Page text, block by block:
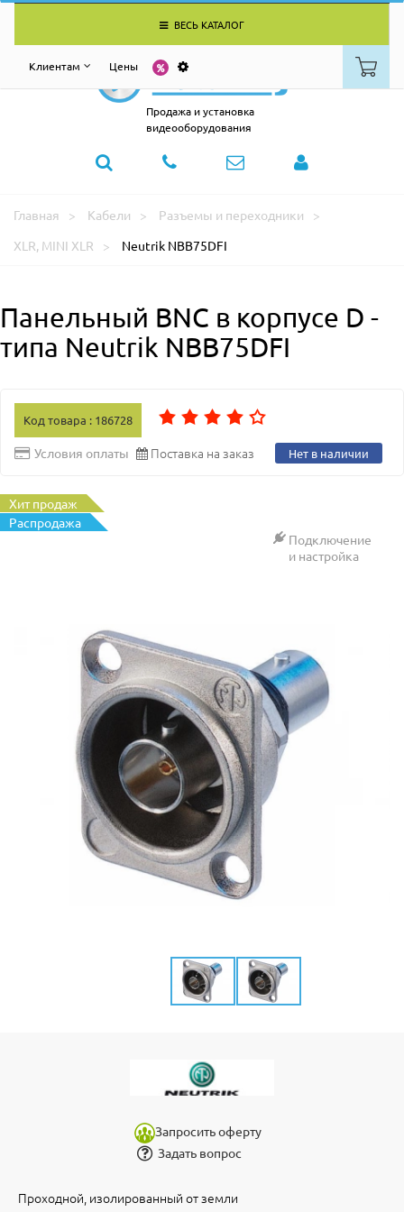
ВЕСЬ КАТАЛОГ
Клиентам Цены
Продажа и установка
видеооборудования
Главная Кабели
Разъемы и переходники
XLR, MINI XLR
Neutrik NBB75DFI
Панельный BNC в корпусе D -
типа Neutrik NBB75DFI
Код товара : 186728
Условия оплаты Поставка на заказ Нет в наличии
Хит продаж
Распродажа
Подключение
и настройка
Запросить оферту
Задать вопрос
Проходной, изолированный от земли